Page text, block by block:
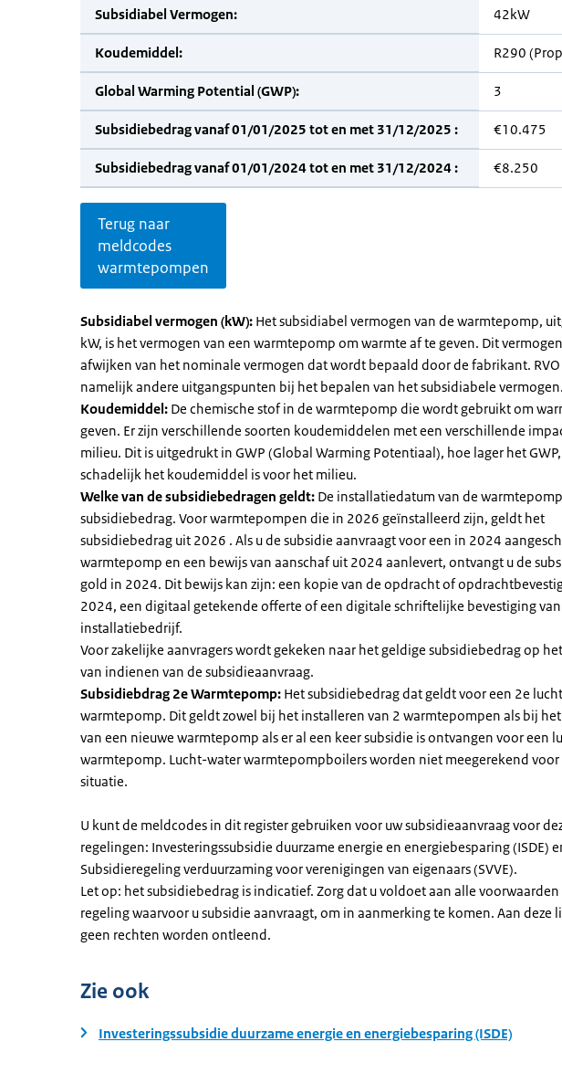
Subsidiabel Vermogen: 42kW
Koudemiddel: R290
Global Warming Potential (GWP): 3
Subsidiebedrag vanaf 01/01/2025 tot en met 31/12/2025 : €10.475
Subsidiebedrag vanaf 01/01/2024 tot en met 31/12/2024 : €8.250
Terug naar
meldcodes
warmtepompen
Subsidiabel vermogen (kW): Het subsidiabel vermogen van de warmtepomp,
kW, is het vermogen van een warmtepomp om warmte af te geven. Dit
afwijken van het nominale vermogen dat wordt bepaald door de fabrikant.
namelijk andere uitgangspunten bij het bepalen van het subsidiabele vermogen.
Koudemiddel: De chemische stof in de warmtepomp die wordt gebruikt om
geven. Er zijn verschillende soorten koudemiddelen met een verschillende
milieu. Dit is uitgedrukt in GWP (Global Warming Potentiaal), hoe lager het
schadelijk het koudemiddel is voor het milieu.
Welke van de subsidiebedragen geldt: De installatiedatum van de
subsidiebedrag. Voor warmtepompen die in 2026 geïnstalleerd zijn, geldt het
subsidiebedrag uit 2026 . Als u de subsidie aanvraagt voor een in 2024
warmtepomp en een bewijs van aanschaf uit 2024 aanlevert, ontvangt u de
gold in 2024. Dit bewijs kan zijn: een kopie van de opdracht of
2024, een digitaal getekende offerte of een digitale schriftelijke bevestiging
installatiebedrijf.
Voor zakelijke aanvragers wordt gekeken naar het geldige subsidiebedrag op
van indienen van de subsidieaanvraag.
Subsidiebdrag 2e Warmtepomp: Het subsidiebedrag dat geldt voor een 2e
warmtepomp. Dit geldt zowel bij het installeren van 2 warmtepompen als bij
van een nieuwe warmtepomp als er al een keer subsidie is ontvangen voor een
warmtepomp. Lucht-water warmtepompboilers worden niet meegerekend voor
situatie.
U kunt de meldcodes in dit register gebruiken voor uw subsidieaanvraag voor
regelingen: Investeringssubsidie duurzame energie en energiebesparing (ISDE)
Subsidieregeling verduurzaming voor verenigingen van eigenaars (SVVE).
Let op: het subsidiebedrag is indicatief. Zorg dat u voldoet aan alle voorwaarden
regeling waarvoor u subsidie aanvraagt, om in aanmerking te komen. Aan deze
geen rechten worden ontleend.
Zie ook
Investeringssubsidie duurzame energie en energiebesparing (ISDE)